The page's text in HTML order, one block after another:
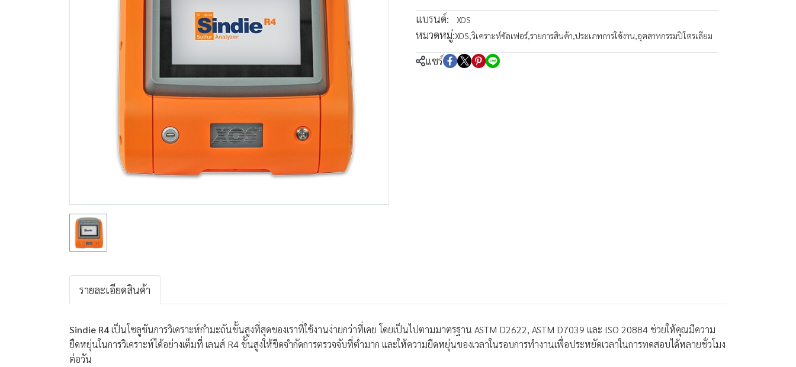
แบรนด์:
XOS
หมวดหมู่:XOS,วิเคราะห์ซัลเฟอร์,รายการสินค้า,ประเภทการใช้งาน,อุตสาหกรรมปิโตรเลียม
แชร์
รายละเอียดสินค้า
Sindie R4เป็นโซลูชันการวิเคราะห์กำมะถันขั้นสูงที่สุดของเราที่ใช้งานง่ายกว่าที่เคย โดยเป็นไปตามมาตรฐาน ASTM D2622, ASTM D7039 และ ISO 20884 ช่วยให้คุณมีความ
ยืดหยุ่นในการวิเคราะห์ได้อย่างเต็มที่ เลนส์ R4 ขั้นสูงให้ขีดจำกัดการตรวจจับที่ต่ำมาก และให้ความยืดหยุ่นของเวลาในรอบการทำงานเพื่อประหยัดเวลาในการทดสอบได้หลายชั่วโมง
ต่อวัน